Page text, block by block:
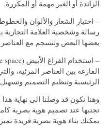
الزائدة أو الغير مهمة أو المكررة.
– اختيار الشعار والألوان
رسالة وشخصية العلامة
بعضها البعض وتنسجم مع العناصر
الفارغة بين العناصر المرئية،
الرئيسية وتنظيم التصميم
وهنا نكون قد وصلنا إلى نهاية
تجنبها عند تصميم هوية بصرية
يمكنك بناء هوية بصرية فريدة